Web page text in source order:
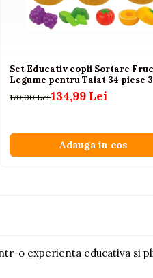
Set Educativ copii Sortare
Legume pentru Taiat 34 piese
170,00 Lei134,99 Lei
Adauga in cos
o experienta educativa si